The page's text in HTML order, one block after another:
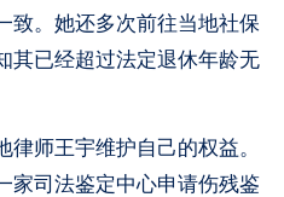
致。她还多次前往当地社保
其已经超过法定退休年龄无
师王宇维护自己的权益。
家司法鉴定中心申请伤残鉴